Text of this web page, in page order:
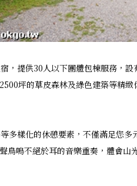
，提供30人以下團體包棟服務，
坪的草皮森林及綠色建築等精
多樣化的休憩要素，不僅滿足您多
鳥鳴不絕於耳的音樂重奏，體會山